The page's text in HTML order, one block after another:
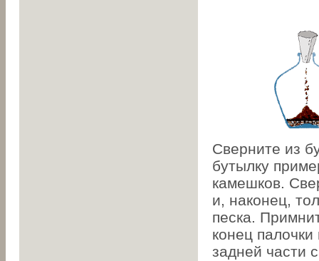
Сверните из
бутылку
камешков.
и, наконец,
песка.
конец
задней части